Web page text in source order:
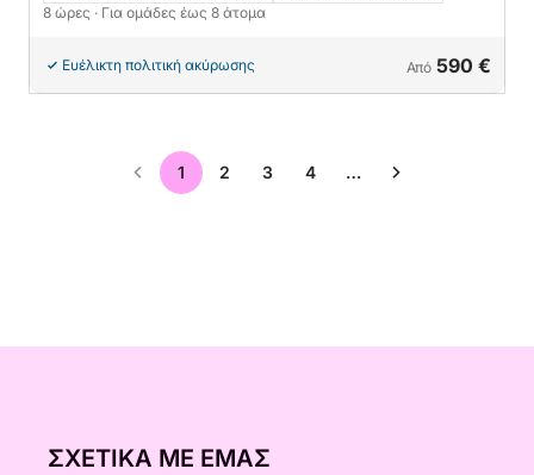
8 ώρες · Για ομάδες έως 8 άτομα
Ευέλικτη πολιτική ακύρωσης Από 590 €
1 2 3 4 …
ΣΧΕΤΙΚΆ ΜΕ ΕΜΆΣ